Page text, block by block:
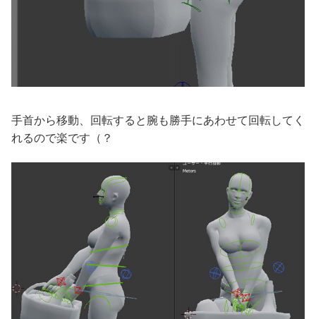
手首から移動、回転すると腕も勝手にあわせて回転してく
れるので楽です（？